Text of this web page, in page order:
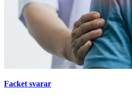
Facket svarar